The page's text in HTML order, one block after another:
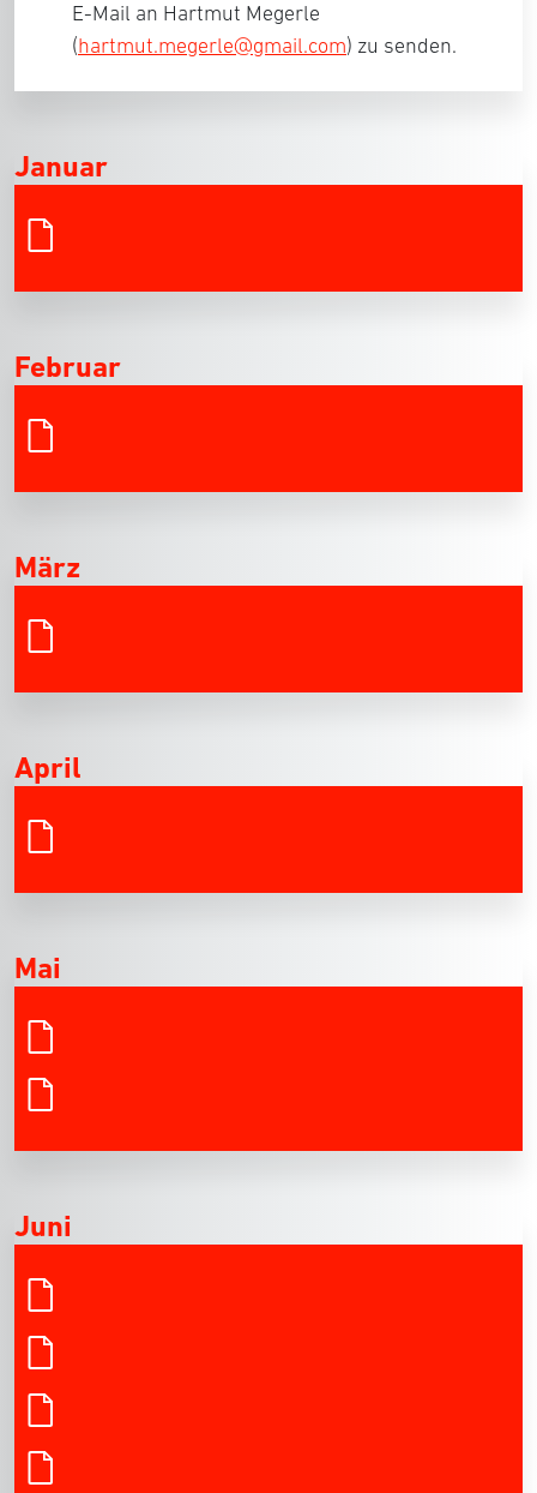
E-Mail an Hartmut Megerle
(hartmut.megerle@gmail.com) zu senden.
Januar
Februar
März
April
Mai
Juni